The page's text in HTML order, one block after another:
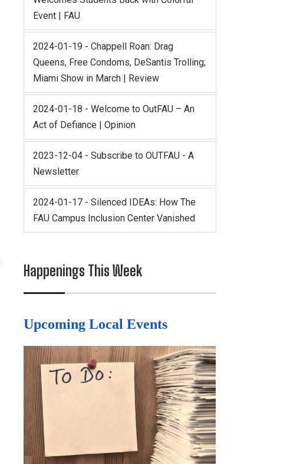
Event | FAU
2024-01-19 - Chappell Roan: Drag
Queens, Free Condoms, DeSantis Trolling;
Miami Show in March | Review
2024-01-18 - Welcome to OutFAU – An
Act of Defiance | Opinion
2023-12-04 - Subscribe to OUTFAU - A
Newsletter
2024-01-17 - Silenced IDEAs: How The
FAU Campus Inclusion Center Vanished
Happenings This Week
Upcoming Local Events